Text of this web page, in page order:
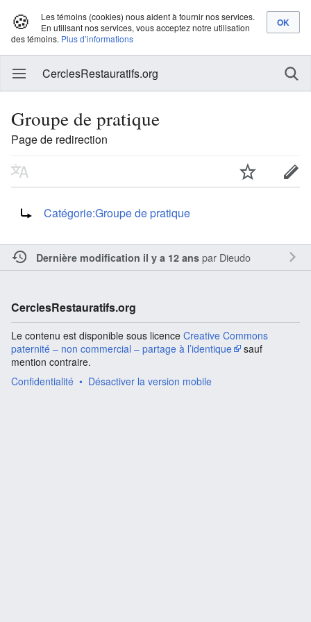
🍪
Les témoins (cookies) nous aident à fournir nos services.
En utilisant nos services, vous acceptez notre utilisation
des témoins. Plus d’informations
CerclesRestauratifs.org
Groupe de pratique
Page de redirection
Catégorie:Groupe de pratique
Dernière modification il y a 12 anspar Dieudo
CerclesRestauratifs.org
Le contenu est disponible sous licence Creative Commons
paternité – non commercial – partage à l’identique
sauf
mention contraire.
Confidentialité
Désactiver la version mobile